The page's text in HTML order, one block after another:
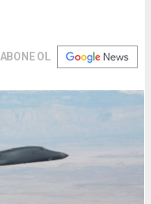
ABONE OL